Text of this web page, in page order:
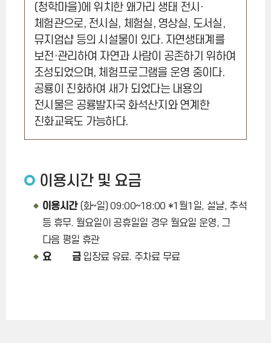
(청학마을)에 위치한 왜가리 생태 전시·
체험관으로, 전시실, 체험실, 영상실, 도서실,
뮤지엄샵 등의 시설물이 있다. 자연생태계를
보전·관리하여 자연과 사람이 공존하기 위하여
조성되었으며, 체험프로그램을 운영 중이다.
공룡이 진화하여 새가 되었다는 내용의
전시물은 공룡발자국 화석산지와 연계한
진화교육도 가능하다.
이용시간 및 요금
이용시간(화~일) 09:00~18:00 *1월1일, 설날, 추석
등 휴무. 월요일이 공휴일일 경우 월요일 운영, 그
다음 평일 휴관
요 금입장료 유료. 주차료 무료